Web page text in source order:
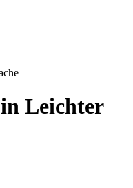
Leichter